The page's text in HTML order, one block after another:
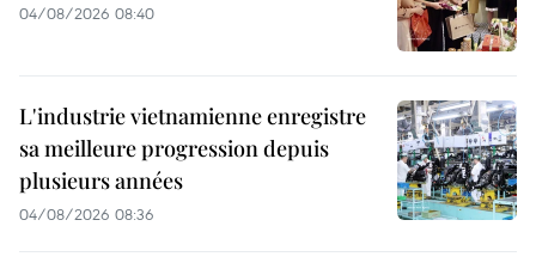
04/08/2026 08:40
L'industrie vietnamienne enregistre
sa meilleure progression depuis
plusieurs années
04/08/2026 08:36